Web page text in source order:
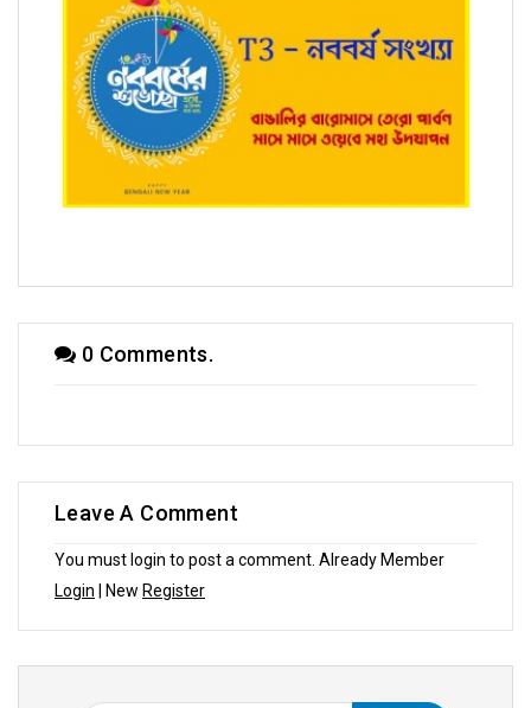
0 Comments.
Leave A Comment
You must login to post a comment. Already Member
Login | New Register